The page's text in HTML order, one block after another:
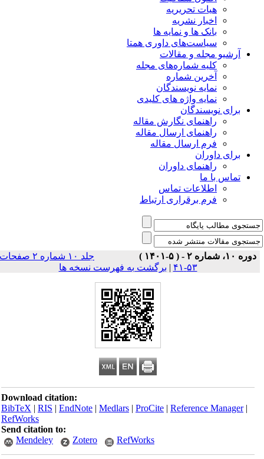
هیات تحریریه
اخبار نشریه
بانک ها و نمایه ها
سیاست‌های داوری همتا
مجله و مقالات
کلیه شماره‌های مجله
آخرین شماره
نمایه نویسندگان
نمایه واژه های کلیدی
نویسندگان
راهنمای نگارش مقاله
راهنمای ارسال مقاله
فرم ارسال مقاله
داوران
راهنمای داوران
با ما
اطلاعات تماس
فرم برقراری ارتباط
جلد ۱۰ شماره ۲ صفحات
برگشت به فهرست نسخه ها
Download citation:
BibTeX|RIS|EndNote| Medlars| ProCite|Reference
RefWorks
Send citation to:
Mendeley
Zotero RefWorks